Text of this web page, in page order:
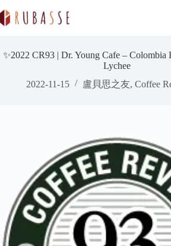
to
content
✨2022 CR93 | Dr. Young Cafe – Colombia
Lychee
2022-11-15
盧貝思之友, Coffee